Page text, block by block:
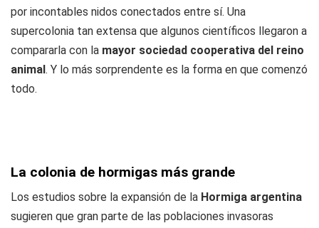
por incontables nidos conectados entre sí. Una
supercolonia tan extensa que algunos científicos llegaron a
compararla con la mayor sociedad cooperativa del reino
animal. Y lo más sorprendente es la forma en que comenzó
todo.
La colonia de hormigas más grande
Los estudios sobre la expansión de la Hormiga argentina
sugieren que gran parte de las poblaciones invasoras